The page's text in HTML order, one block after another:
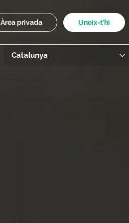
Àrea privada Uneix-t’hi
Catalunya